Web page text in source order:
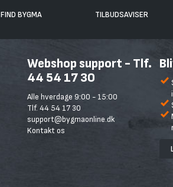
FIND BYGMA TILBUDSAVISER
Webshop support - Tlf.
44 54 17 30
Alle hverdage 9:00 - 15:00
Tlf. 44 54 17 30
support@bygmaonline.dk
Kontakt os